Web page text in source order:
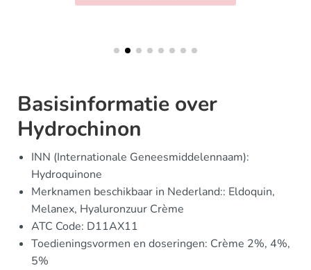
Basisinformatie over
Hydrochinon
INN (Internationale Geneesmiddelennaam):
Hydroquinone
Merknamen beschikbaar in Nederland:: Eldoquin,
Melanex, Hyaluronzuur Crème
ATC Code: D11AX11
Toedieningsvormen en doseringen: Crème 2%, 4%,
5%